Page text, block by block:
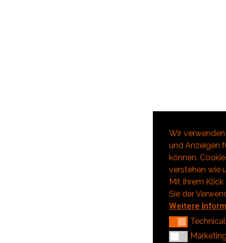
Wir
und Anzeigen
können.
verstehen wie
Mit Ihrem
Sie der
Weitere
TechnicalTechnical
Marketing